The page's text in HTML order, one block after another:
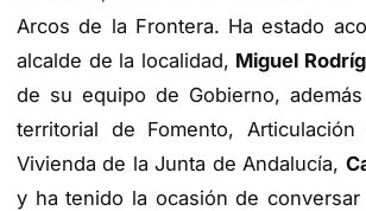
Arcos de la Frontera. Ha estado
alcalde de la localidad, Miguel
de su equipo de Gobierno,
territorial de Fomento,
Vivienda de la Junta de Andalucía,
y ha tenido la ocasión de